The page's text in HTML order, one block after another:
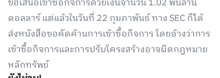
ข้อเสนอเข้าซื้อกิจการด้วยเงินจำนวน 1.02 พันล้าน
ดอลลาร์ แต่แล้วในวันที่ 22 กุมภาพันธ์ ทาง SEC ก็ได้
ส่งหนังสือขอคัดค้านการเข้าซื้อกิจการ โดยอ้างว่าการ
เข้าซื้อกิจการและการปรับโครงสร้างอาจผิดกฎหมาย
หลักทรัพย์